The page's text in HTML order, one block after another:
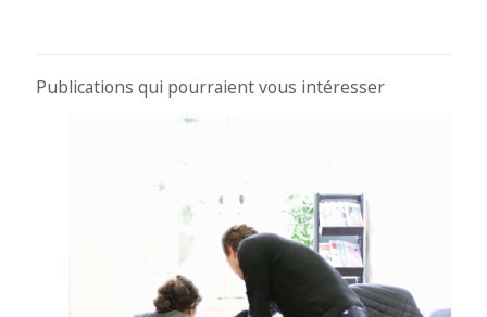
Publications qui pourraient vous intéresser